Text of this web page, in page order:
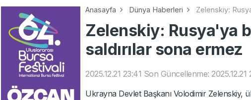
Anasayfa Dünya Haberleri Zelenskiy:
Zelenskiy: Rusya'ya
saldırılar sona ermez
2025.12.21 23:41 Son Güncellenme: 2025.12.21
Ukrayna Devlet Başkanı Volodimir Zelenskiy,